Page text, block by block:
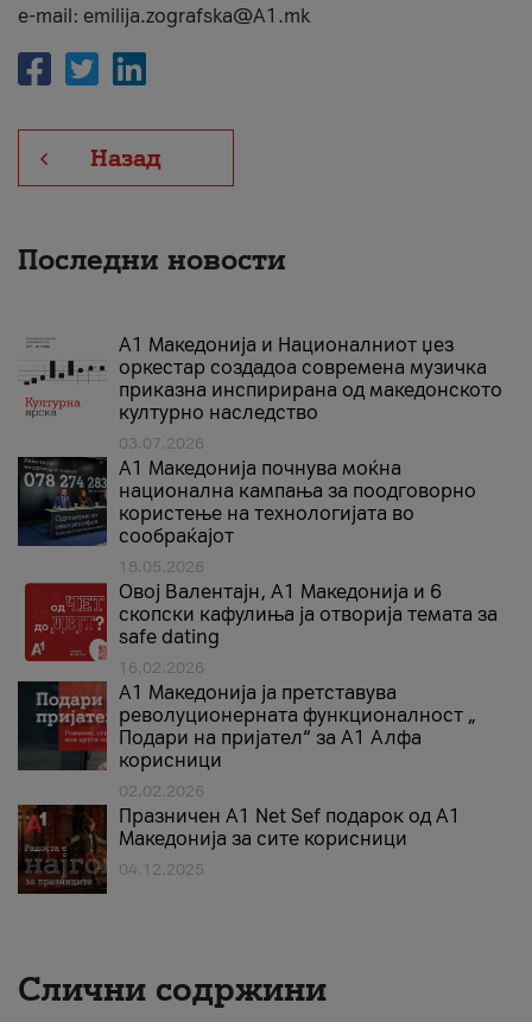
e-mail: emilija.zografska@A1.mk
Назад
Последни новости
А1 Македонија и Националниот џез
оркестар создадоа современа музичка
приказна инспирирана од македонското
културно наследство
03.07.2026
A1 Македонија почнува моќна
национална кампања за поодговорно
користење на технологијата во
сообраќајот
18.05.2026
Овој Валентајн, A1 Македонија и 6
скопски кафулиња ја отворија темата за
safe dating
16.02.2026
А1 Македонија ја претставува
револуционерната функционалност „
Подари на пријател“ за А1 Алфа
корисници
02.02.2026
Празничен A1 Net Sеf подарок од А1
Македонија за сите корисници
04.12.2025
Слични содржини